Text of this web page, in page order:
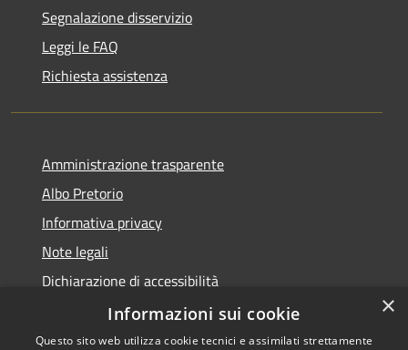
Segnalazione disservizio
Leggi le FAQ
Richiesta assistenza
Amministrazione trasparente
Albo Pretorio
Informativa privacy
Note legali
Dichiarazione di accessibilità
Piano miglioramento sito
×
Informazioni sui cookie
Questo sito web utilizza cookie tecnici e assimilati strettamente